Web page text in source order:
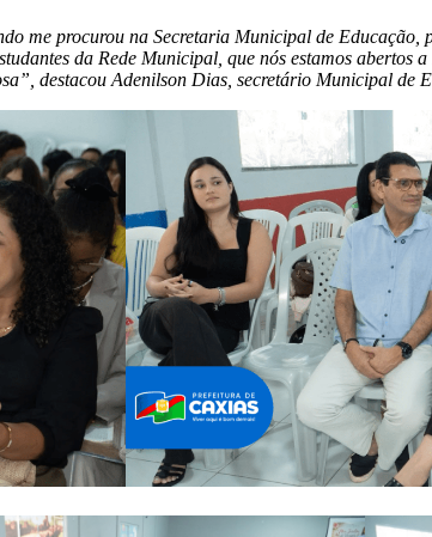
me procurou na Secretaria Municipal de
da Rede Municipal, que nós estamos abertos
destacou Adenilson Dias, secretário Municipal de